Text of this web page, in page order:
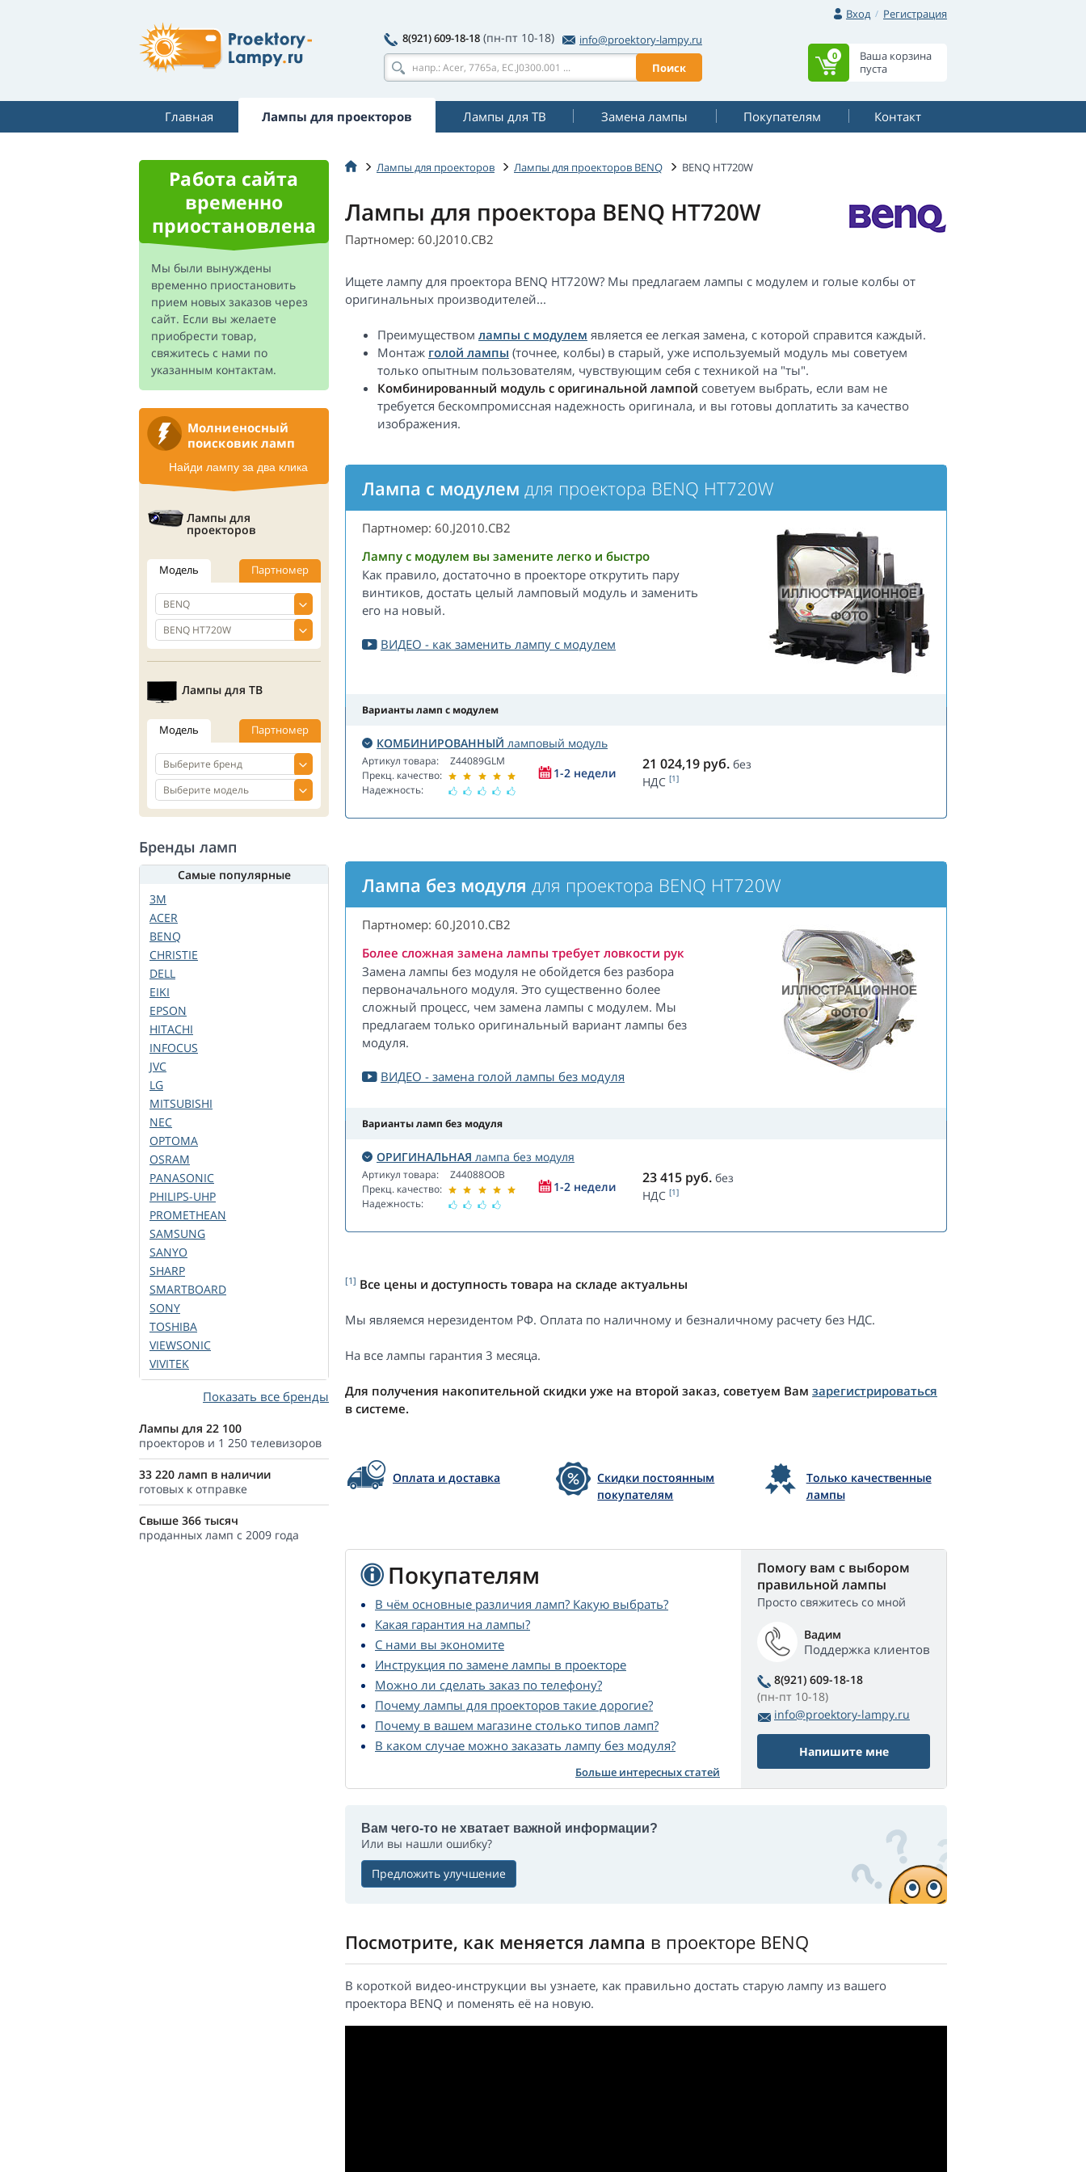
Вход
Регистрация
8(921) 609-18-18 (пн-пт 10-18)
info@proektory-lampy.ru
Поиск
Ваша корзина
пуста
0
Главная Лампы для проекторов Лампы для ТВ Замена лампы Покупателям Контакт
Лампы для проекторов Лампы для проекторов BENQ BENQ HT720W
Лампы для проектора BENQ HT720W
Партномер: 60.J2010.CB2
Ищете лампу для проектора BENQ HT720W? Мы предлагаем лампы с модулем и голые колбы от
оригинальных производителей...
Преимуществом лампы с модулем является ее легкая замена, с которой справится каждый.
Монтаж голой лампы (точнее, колбы) в старый, уже используемый модуль мы советуем
только опытным пользователям, чувствующим себя с техникой на "ты".
Комбинированный модуль с оригинальной лампой советуем выбрать, если вам не
требуется бескомпромиссная надежность оригинала, и вы готовы доплатить за качество
изображения.
Лампа с модулем для проектора BENQ HT720W
Партномер: 60.J2010.CB2
Лампу с модулем вы замените легко и быстро
Как правило, достаточно в проекторе открутить пару
винтиков, достать целый ламповый модуль и заменить
его на новый.
ВИДЕО - как заменить лампу с модулем
Варианты ламп с модулем
КОМБИНИРОВАННЫЙ ламповый модуль
Артикул товара:
Прекц. качество:
Надежность:
Z44089GLM
1-2 недели
21 024,19 руб. без
НДС [1]
Лампа без модуля для проектора BENQ HT720W
Партномер: 60.J2010.CB2
Более сложная замена лампы требует ловкости рук
Замена лампы без модуля не обойдется без разбора
первоначального модуля. Это существенно более
сложный процесс, чем замена лампы с модулем. Мы
предлагаем только оригинальный вариант лампы без
модуля.
ВИДЕО - замена голой лампы без модуля
Варианты ламп без модуля
ОРИГИНАЛЬНАЯ лампа без модуля
Артикул товара:
Прекц. качество:
Надежность:
Z44088OOB
1-2 недели
23 415 руб. без
НДС [1]
[1] Все цены и доступность товара на складе актуальны
Мы являемся нерезидентом РФ. Оплата по наличному и безналичному расчету без НДС.
На все лампы гарантия 3 месяца.
Для получения накопительной скидки уже на второй заказ, советуем Вам зарегистрироваться
в системе.
Оплата и доставка
Скидки постоянным
покупателям
Только качественные
лампы
Покупателям
В чём основные различия ламп? Какую выбрать?
Какая гарантия на лампы?
С нами вы экономите
Инструкция по замене лампы в проекторе
Можно ли сделать заказ по телефону?
Почему лампы для проекторов такие дорогие?
Почему в вашем магазине столько типов ламп?
В каком случае можно заказать лампу без модуля?
Больше интересных статей
Помогу вам с выбором
правильной лампы
Просто свяжитесь со мной
Вадим
Поддержка клиентов
8(921) 609-18-18
(пн-пт 10-18)
info@proektory-lampy.ru
Напишите мне
Вам чего-то не хватает важной информации?
Или вы нашли ошибку?
Предложить улучшение
Посмотрите, как меняется лампа в проекторе BENQ
В короткой видео-инструкции вы узнаете, как правильно достать старую лампу из вашего
проектора BENQ и поменять её на новую.
Работа сайта
временно
приостановлена
Мы были вынуждены
временно приостановить
прием новых заказов через
сайт. Если вы желаете
приобрести товар,
свяжитесь с нами по
указанным контактам.
Молниеносный
поисковик ламп
Найди лампу за два клика
Лампы для
проекторов
Модель Партномер
Лампы для ТВ
Модель Партномер
Бренды ламп
Самые популярные
3M
ACER
BENQ
CHRISTIE
DELL
EIKI
EPSON
HITACHI
INFOCUS
JVC
LG
MITSUBISHI
NEC
OPTOMA
OSRAM
PANASONIC
PHILIPS-UHP
PROMETHEAN
SAMSUNG
SANYO
SHARP
SMARTBOARD
SONY
TOSHIBA
VIEWSONIC
VIVITEK
Показать все бренды
Лампы для 22 100
проекторов и 1 250 телевизоров
33 220 ламп в наличии
готовых к отправке
Свыше 366 тысяч
проданных ламп с 2009 года